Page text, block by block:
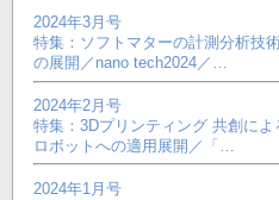
2024年3月号
特集：ソフトマターの計測分析技
の展開／nano tech2024／…
2024年2月号
特集：3Dプリンティング 共創に
ロボットへの適用展開／「…
2024年1月号